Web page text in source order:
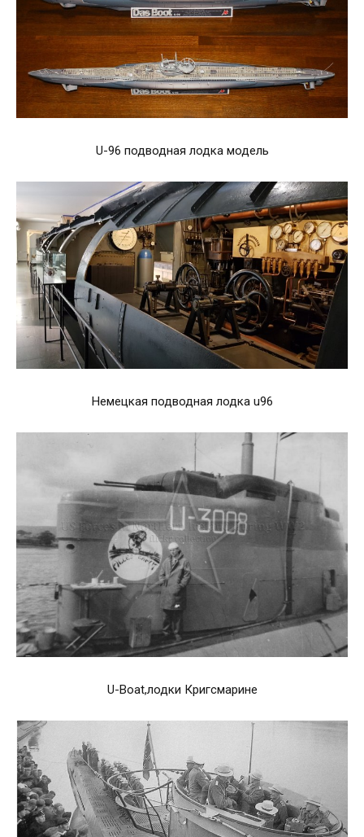
U-96 подводная лодка модель
Немецкая подводная лодка u96
U-Boat,лодки Кригсмарине